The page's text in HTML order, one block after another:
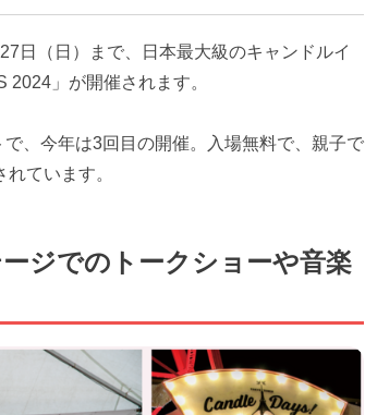
日（日）まで、日本最大級のキャンドルイ
」が開催されます。
、今年は3回目の開催。入場無料で、親子で
ています。
ジでのトークショーや音楽